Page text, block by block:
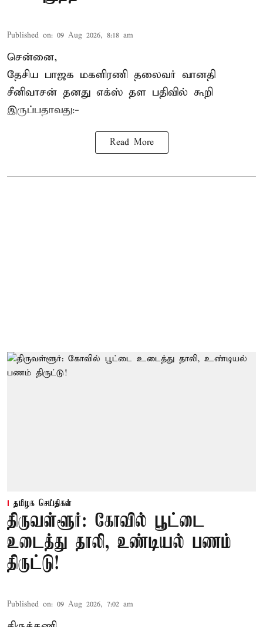
Published on: 09 Aug 2026, 8:18 am
சென்னை,
தேசிய பாஜக மகளிரணி தலைவர் வானதி
சீனிவாசன் தனது எக்ஸ் தள பதிவில் கூறி
இருப்பதாவது:-
Read More
தமிழக செய்திகள்
திருவள்ளூர்: கோவில் பூட்டை
உடைத்து தாலி, உண்டியல் பணம்
திருட்டு!
Published on: 09 Aug 2026, 7:02 am